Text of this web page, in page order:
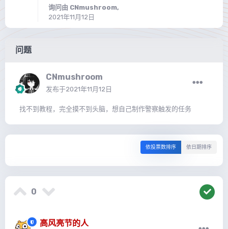
询问由 CNmushroom,
2021年11月12日
问题
CNmushroom
发布于2021年11月12日
找不到教程，完全摸不到头脑，想自己制作警察触发的任务
依投票数排序 依日期排序
0
高风亮节的人